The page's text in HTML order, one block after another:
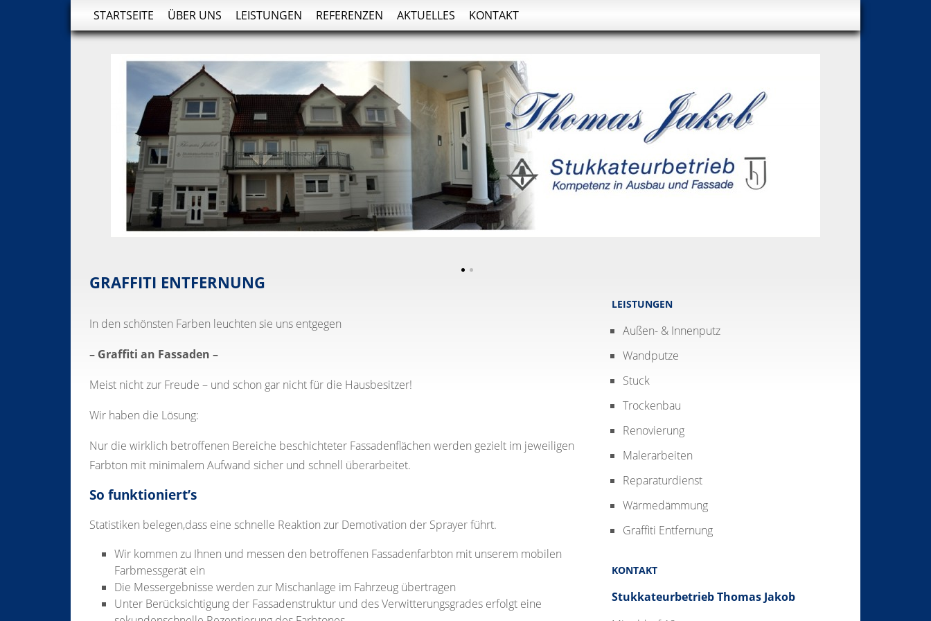
STARTSEITE ÜBER UNS LEISTUNGEN REFERENZEN AKTUELLES KONTAKT
GRAFFITI ENTFERNUNG
In den schönsten Farben leuchten sie uns entgegen
– Graffiti an Fassaden –
Meist nicht zur Freude – und schon gar nicht für die Hausbesitzer!
Wir haben die Lösung:
Nur die wirklich betroffenen Bereiche beschichteter Fassadenflächen werden gezielt im jeweiligen
Farbton mit minimalem Aufwand sicher und schnell überarbeitet.
So funktioniert’s
Statistiken belegen,dass eine schnelle Reaktion zur Demotivation der Sprayer führt.
Wir kommen zu Ihnen und messen den betroffenen Fassadenfarbton mit unserem mobilen
Farbmessgerät ein
Die Messergebnisse werden zur Mischanlage im Fahrzeug übertragen
Unter Berücksichtigung der Fassadenstruktur und des Verwitterungsgrades erfolgt eine
LEISTUNGEN
Außen- & Innenputz
Wandputze
Stuck
Trockenbau
Renovierung
Malerarbeiten
Reparaturdienst
Wärmedämmung
Graffiti Entfernung
KONTAKT
Stukkateurbetrieb Thomas Jakob